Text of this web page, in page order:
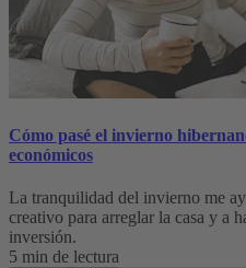
Cómo pasé el invierno
económicos
La tranquilidad del invierno me
creativo para arreglar la casa y a
inversión.
5 min de lectura